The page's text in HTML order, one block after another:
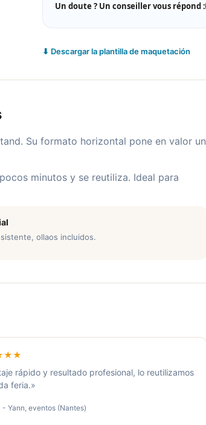
Un doute ? Un conseiller vous répond :
⬇ Descargar la plantilla de maquetación
Su formato horizontal pone en valor un
minutos y se reutiliza. Ideal para
ollaos incluidos.
rápido y resultado profesional, lo reutilizamos
feria.»
- Yann, eventos (Nantes)